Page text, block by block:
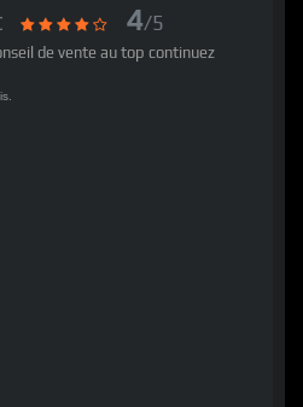
4/5
de vente au top continuez